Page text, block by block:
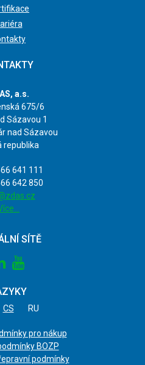
a.s.
675/6
Sázavou 1
nad Sázavou
republika
641 111
642 850
SÍTĚ
CS RU
pro nákup
BOZP
podmínky